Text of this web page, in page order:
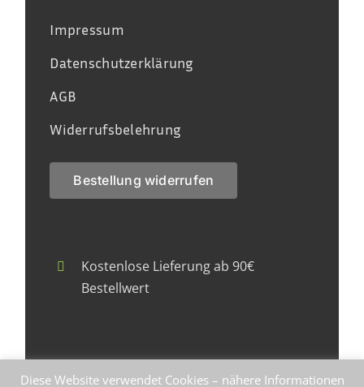
Impressum
Datenschutzerklärung
AGB
Widerrufsbelehrung
Bestellung widerrufen
Kostenlose Lieferung ab 90€
Bestellwert
Faire Herstellung zu fairen Preisen
Diese Website verwendet Cookies – nähere Informationen